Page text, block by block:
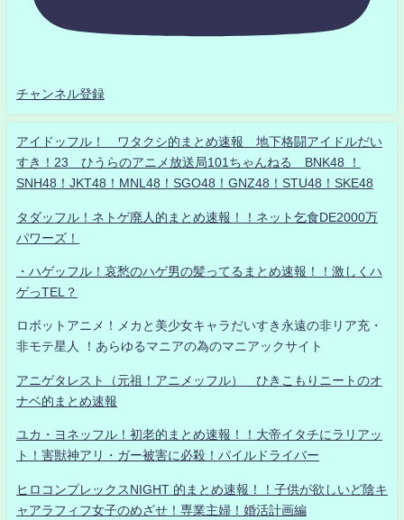
チャンネル登録
アイドッフル！ ワタクシ的まとめ速報 地下格闘アイドルだい
すき！23 ひうらのアニメ放送局101ちゃんねる BNK48 ！
SNH48！JKT48！MNL48！SGO48！GNZ48！STU48！SKE48
タダッフル！ネトゲ廃人的まとめ速報！！ネット乞食DE2000万
パワーズ！
・ハゲッフル！哀愁のハゲ男の髪ってるまとめ速報！！激しくハ
ゲっTEL？
ロボットアニメ！メカと美少女キャラだいすき永遠の非リア充・
非モテ星人 ！あらゆるマニアの為のマニアックサイト
アニゲタレスト（元祖！アニメッフル） ひきこもりニートのオ
ナベ的まとめ速報
ユカ・ヨネッフル！初老的まとめ速報！！大帝イタチにラリアッ
ト！害獣神アリ・ガー被害に必殺！パイルドライバー
ヒロコンプレックスNIGHT 的まとめ速報！！子供が欲しいど陰キ
ャアラフィフ女子のめざせ！専業主婦！婚活計画編